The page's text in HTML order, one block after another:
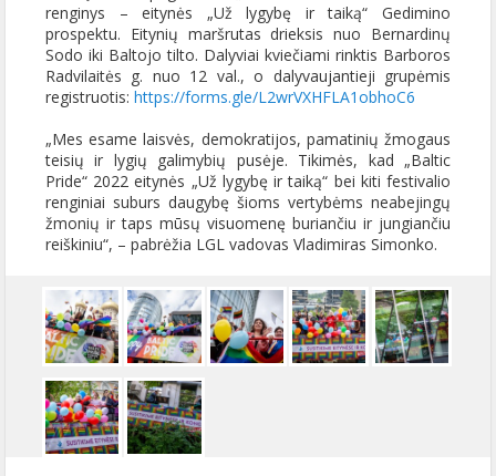
renginys – eitynės „Už lygybę ir taiką“ Gedimino
prospektu. Eitynių maršrutas drieksis nuo Bernardinų
Sodo iki Baltojo tilto. Dalyviai kviečiami rinktis Barboros
Radvilaitės g. nuo 12 val., o dalyvaujantieji grupėmis
registruotis: https://forms.gle/L2wrVXHFLA1obhoC6
„Mes esame laisvės, demokratijos, pamatinių žmogaus
teisių ir lygių galimybių pusėje. Tikimės, kad „Baltic
Pride“ 2022 eitynės „Už lygybę ir taiką“ bei kiti festivalio
renginiai suburs daugybę šioms vertybėms neabejingų
žmonių ir taps mūsų visuomenę buriančiu ir jungiančiu
reiškiniu“, – pabrėžia LGL vadovas Vladimiras Simonko.